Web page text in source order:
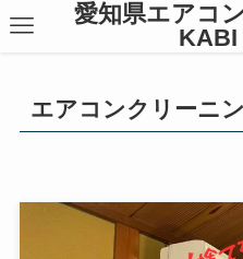
愛知県エアコ
KABI
エアコンクリーニ